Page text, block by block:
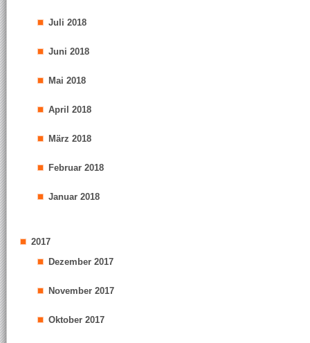
Juli 2018
Juni 2018
Mai 2018
April 2018
März 2018
Februar 2018
Januar 2018
2017
Dezember 2017
November 2017
Oktober 2017